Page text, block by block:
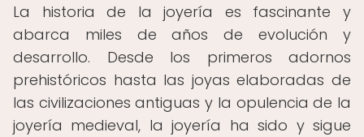
La historia de la joyería es fascinante y
abarca miles de años de evolución y
desarrollo. Desde los primeros adornos
prehistóricos hasta las joyas elaboradas de
las civilizaciones antiguas y la opulencia de la
joyería medieval, la joyería ha sido y sigue